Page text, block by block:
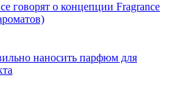
говорят о концепции Fragrance
наносить парфюм для